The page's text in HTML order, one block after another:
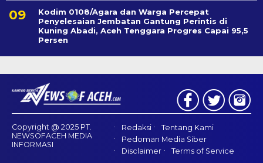
Kodim 0108/Agara dan Warga Percepat
Penyelesaian Jembatan Gantung Perintis di
Kuning Abadi, Aceh Tenggara Progres Capai 95,5
Persen
Copyright @ 2025 PT.
NEWSOFACEH MEDIA
INFORMASI
Redaksi
Tentang Kami
Pedoman Media Siber
Disclaimer
Terms of Service